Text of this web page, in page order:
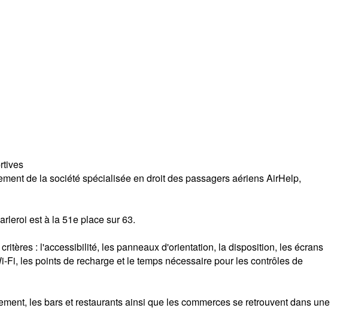
de la société spécialisée en droit des passagers aériens AirHelp,
est à la 51e place sur 63.
: l'accessibilité, les panneaux d'orientation, la disposition, les écrans
les points de recharge et le temps nécessaire pour les contrôles de
les bars et restaurants ainsi que les commerces se retrouvent dans une